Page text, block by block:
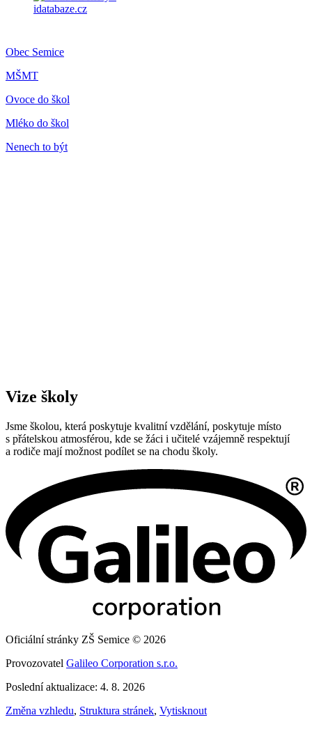
Obec Semice
MŠMT
Ovoce do škol
Mléko do škol
Nenech to být
Vize školy
Jsme školou, která poskytuje kvalitní vzdělání, poskytuje místo
s přátelskou atmosférou, kde se žáci i učitelé vzájemně respektují
a rodiče mají možnost podílet se na chodu školy.
Oficiální stránky ZŠ Semice © 2026
Provozovatel Galileo Corporation s.r.o.
Poslední aktualizace: 4. 8. 2026
Změna vzhledu, Struktura stránek, Vytisknout